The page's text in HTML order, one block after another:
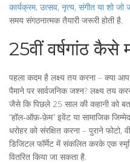
कार्यक्रम, उत्सव, नृत्य, संगीत या शो जो
समय संगठनात्मक तैयारी जरूरी होती है.
25वीं वर्षगांठ कैसे
पहला कदम है लक्ष्य तय करना – क्या
पैमाने पर सार्वजनिक जश्न? लक्ष्य तय
जैसे कि पिछले 25 साल की कहानी को
“हॉल‑ऑफ़‑फ़ेम” इवेंट या सामाजिक
धरोहर को संरक्षित करना – पुराने फोटो,
डिजिटल फॉर्मेट में संकलित करके एक
वितरित किया जा सकता है.